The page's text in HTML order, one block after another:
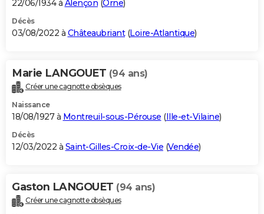
22/06/1934 à Alençon (Orne)
Décès
03/08/2022 à Châteaubriant(Loire-Atlantique)
Marie LANGOUET (94 ans)
Créer une cagnotte obsèques
Naissance
18/08/1927 à Montreuil-sous-Pérouse (Ille-et-Vilaine)
Décès
12/03/2022 à Saint-Gilles-Croix-de-Vie (Vendée)
Gaston LANGOUET (94 ans)
Créer une cagnotte obsèques